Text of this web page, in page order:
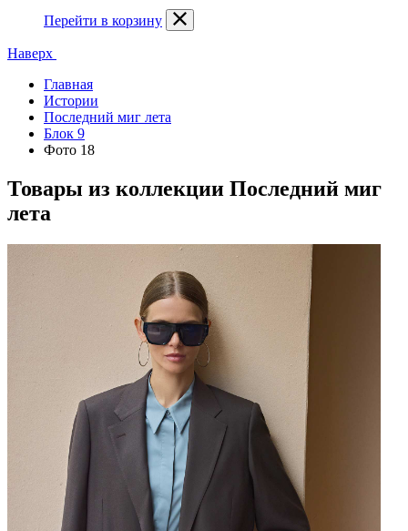
Перейти в корзину
Наверх
Главная
Истории
Последний миг лета
Блок 9
Фото 18
Товары из коллекции Последний миг
лета